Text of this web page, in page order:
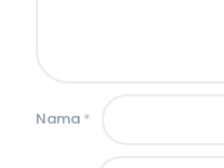
Nama *